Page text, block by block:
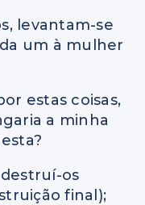
levantam-se
um à mulher
estas coisas,
a minha
destruí-os
final);